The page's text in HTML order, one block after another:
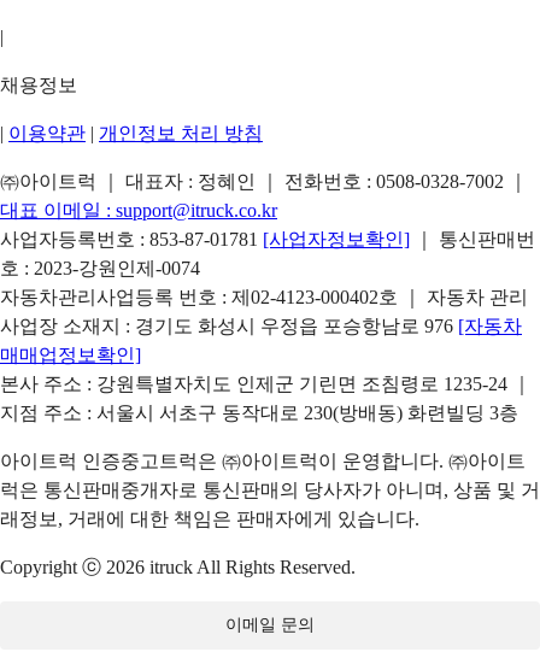
|
채용정보
| 이용약관 | 개인정보 처리 방침
㈜아이트럭 ｜ 대표자 : 정혜인 ｜ 전화번호 : 0508-0328-7002
대표 이메일 : support@itruck.co.kr
사업자등록번호 : 853-87-01781 [사업자정보확인]
｜ 통신판매번
호 : 2023-강원인제-0074
자동차관리사업등록 번호 : 제02-4123-000402호 ｜ 자동차 관리
사업장 소재지 : 경기도 화성시 우정읍 포승항남로 976 [자동차
매매업정보확인]
본사 주소 : 강원특별자치도 인제군 기린면 조침령로 1235-24 ｜
지점 주소 : 서울시 서초구 동작대로 230(방배동) 화련빌딩 3층
아이트럭 인증중고트럭은 ㈜아이트럭이 운영합니다. ㈜아이트
럭은 통신판매중개자로 통신판매의 당사자가 아니며, 상품 및 거
래정보, 거래에 대한 책임은 판매자에게 있습니다.
Copyright ⓒ 2026 itruck All Rights Reserved.
이메일 문의